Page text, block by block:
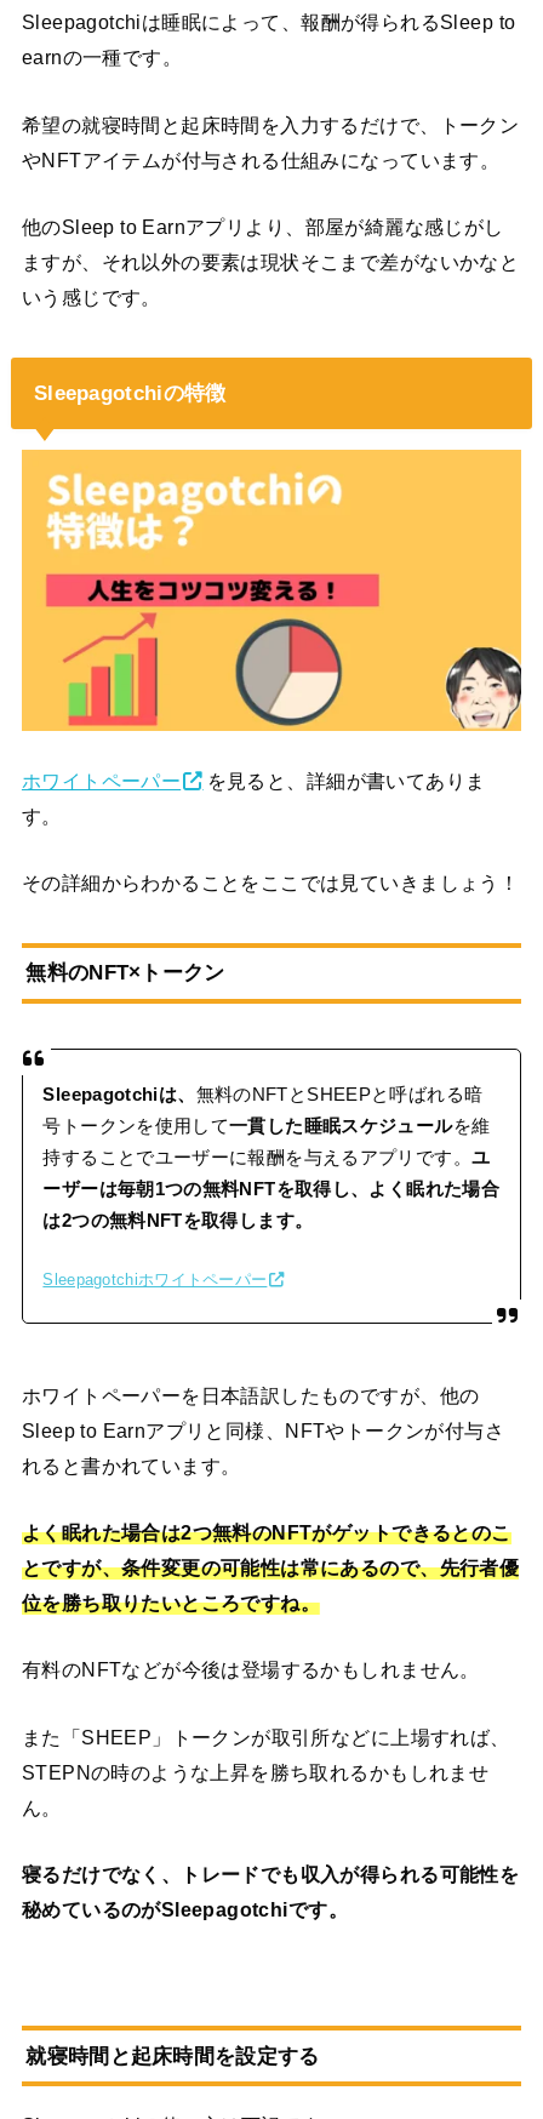
Sleepagotchiは睡眠によって、報酬が得られるSleep to
earnの一種です。
希望の就寝時間と起床時間を入力するだけで、トークン
やNFTアイテムが付与される仕組みになっています。
他のSleep to Earnアプリより、部屋が綺麗な感じがし
ますが、それ以外の要素は現状そこまで差がないかなと
いう感じです。
Sleepagotchiの特徴
ホワイトペーパー
を見ると、詳細が書いてありま
す。
その詳細からわかることをここでは見ていきましょう！
無料のNFT×トークン
Sleepagotchiは、 無料のNFTとSHEEPと呼ばれる暗
号トークンを使用して一貫した睡眠スケジュールを維
持することでユーザーに報酬を与えるアプリです。 ユ
ーザーは毎朝1つの無料NFTを取得し、よく眠れた場合
は2つの無料NFTを取得します。
Sleepagotchiホワイトペーパー
ホワイトペーパーを日本語訳したものですが、他の
Sleep to Earnアプリと同様、NFTやトークンが付与さ
れると書かれています。
よく眠れた場合は2つ無料のNFTがゲットできるとのこ
とですが、条件変更の可能性は常にあるので、先行者優
位を勝ち取りたいところですね。
有料のNFTなどが今後は登場するかもしれません。
また「SHEEP」トークンが取引所などに上場すれば、
STEPNの時のような上昇を勝ち取れるかもしれませ
ん。
寝るだけでなく、トレードでも収入が得られる可能性を
秘めているのがSleepagotchiです。
就寝時間と起床時間を設定する